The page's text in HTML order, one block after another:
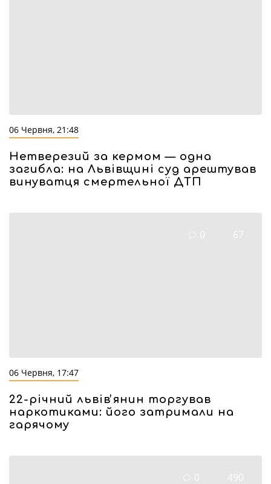
06 Червня, 21:48
Нетверезий за кермом — одна
загибла: на Львівщині суд арештував
винуватця смертельної ДТП
0 67
06 Червня, 17:47
22-річний львівʼянин торгував
наркотиками: його затримали на
гарячому
0 490